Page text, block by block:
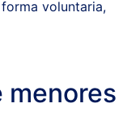
voluntaria,
menores